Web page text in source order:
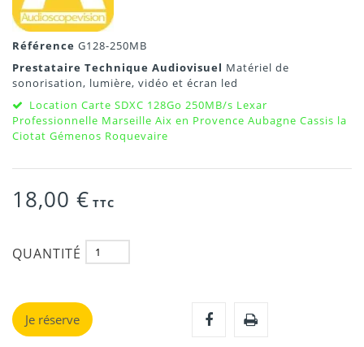
Référence G128-250MB
Prestataire Technique Audiovisuel Matériel de
sonorisation, lumière, vidéo et écran led
Location Carte SDXC 128Go 250MB/s Lexar
Professionnelle Marseille Aix en Provence Aubagne Cassis la
Ciotat Gémenos Roquevaire
18,00 € TTC
QUANTITÉ
Je réserve